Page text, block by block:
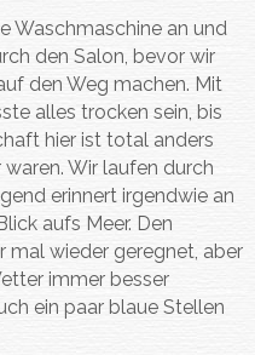
Waschmaschine an und
den Salon, bevor wir
den Weg machen. Mit
alles trocken sein, bis
hier ist total anders
Wir laufen durch
erinnert irgendwie an
aufs Meer. Den
mal wieder geregnet, aber
immer besser
ein paar blaue Stellen